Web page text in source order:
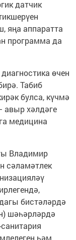
датчик
яңа аппаратта
программа да
өчен
Табиб
булса, күчмә
авыр хәлдәге
медицина
Владимир
сәламәтлек
бистәләрдә
шәһәрләрдә